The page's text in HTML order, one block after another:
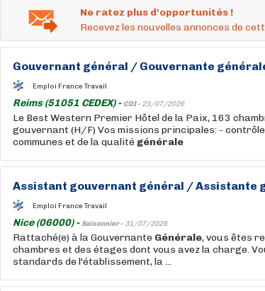
Ne ratez plus d'opportunités !
Recevez les nouvelles annonces de
Gouvernant général / Gouvernante
Emploi France Travail
Reims (51051 CEDEX) - CDI - 23/07/2026
Le Best Western Premier Hôtel de la Paix, 163
gouvernant (H/F) Vos missions principales: -
communes et de la qualité générale
Assistant gouvernant général / Assistante
Emploi France Travail
Nice (06000) - Saisonnier - 31/07/2026
Rattaché(e) à la Gouvernante Générale, vous êtes
chambres et des étages dont vous avez la charge.
standards de l'établissement, la ...